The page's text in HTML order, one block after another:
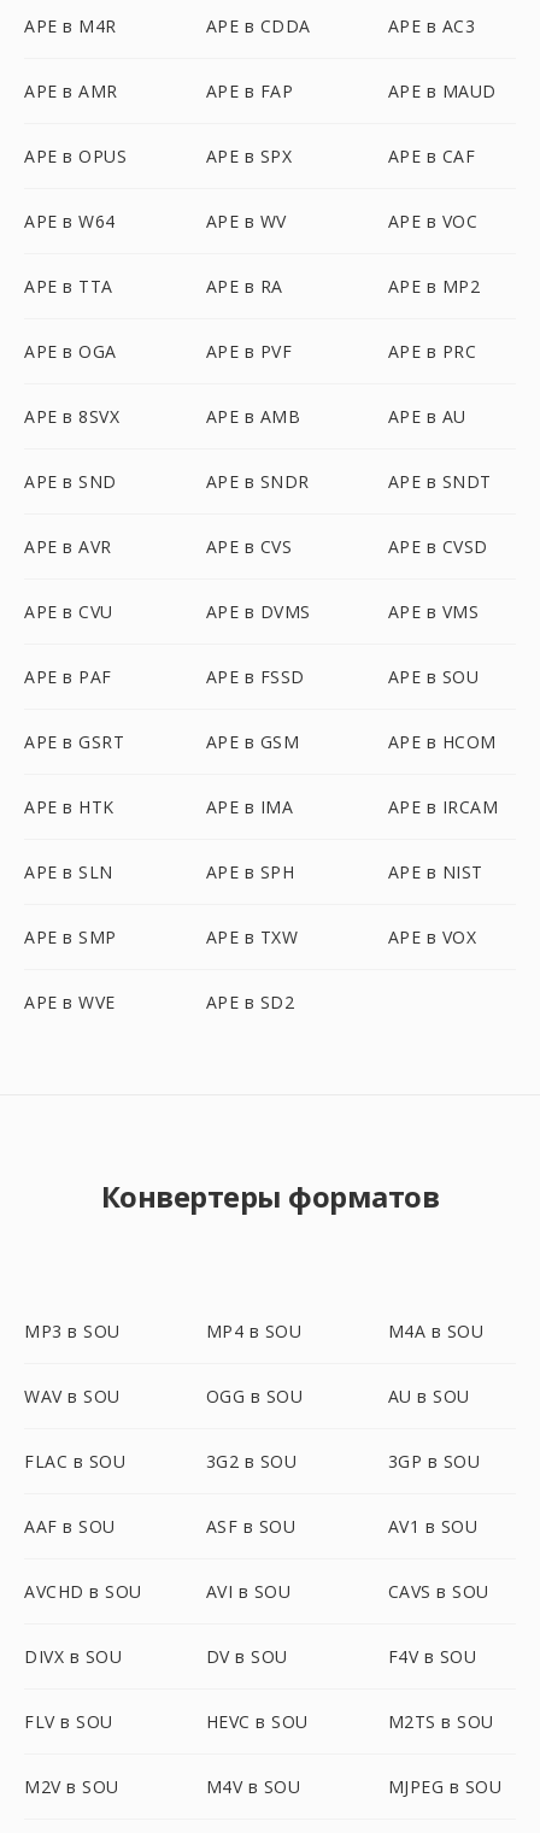
APE в M4R APE в CDDA APE в AC3
APE в AMR APE в FAP APE в MAUD
APE в OPUS APE в SPX APE в CAF
APE в W64 APE в WV APE в VOC
APE в TTA APE в RA APE в MP2
APE в OGA APE в PVF APE в PRC
APE в 8SVX APE в AMB APE в AU
APE в SND APE в SNDR APE в SNDT
APE в AVR APE в CVS APE в CVSD
APE в CVU APE в DVMS APE в VMS
APE в PAF APE в FSSD APE в SOU
APE в GSRT APE в GSM APE в HCOM
APE в HTK APE в IMA APE в IRCAM
APE в SLN APE в SPH APE в NIST
APE в SMP APE в TXW APE в VOX
APE в WVE APE в SD2
Конвертеры форматов
MP3 в SOU MP4 в SOU M4A в SOU
WAV в SOU OGG в SOU AU в SOU
FLAC в SOU 3G2 в SOU 3GP в SOU
AAF в SOU ASF в SOU AV1 в SOU
AVCHD в SOU AVI в SOU CAVS в SOU
DIVX в SOU DV в SOU F4V в SOU
FLV в SOU HEVC в SOU M2TS в SOU
M2V в SOU M4V в SOU MJPEG в SOU